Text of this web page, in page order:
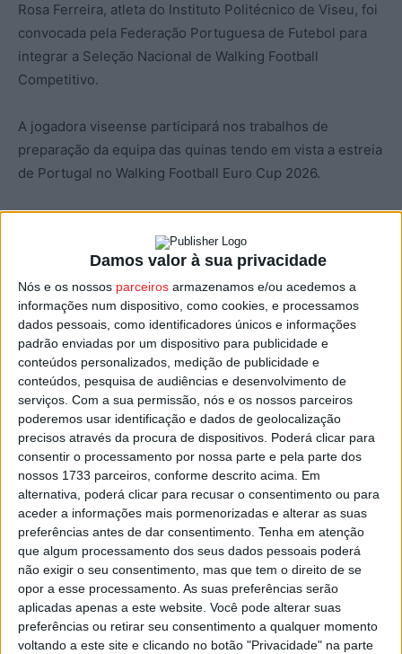
Damos valor à sua privacidade
Nós e os nossos parceiros armazenamos e/ou acedemos a
informações num dispositivo, como cookies, e processamos
dados pessoais, como identificadores únicos e informações
padrão enviadas por um dispositivo para publicidade e
conteúdos personalizados, medição de publicidade e
conteúdos, pesquisa de audiências e desenvolvimento de
serviços. Com a sua permissão, nós e os nossos parceiros
poderemos usar identificação e dados de geolocalização
precisos através da procura de dispositivos. Poderá clicar para
consentir o processamento por nossa parte e pela parte dos
nossos 1733 parceiros, conforme descrito acima. Em
alternativa, poderá clicar para recusar o consentimento ou para
aceder a informações mais pormenorizadas e alterar as suas
preferências antes de dar consentimento. Tenha em atenção
que algum processamento dos seus dados pessoais poderá
não exigir o seu consentimento, mas que tem o direito de se
opor a esse processamento. As suas preferências serão
aplicadas apenas a este website. Você pode alterar suas
preferências ou retirar seu consentimento a qualquer momento
voltando a este site e clicando no botão "Privacidade" na parte
Rosa Ferreira, atleta do Instituto Politécnico de Viseu, foi
convocada pela Federação Portuguesa de Futebol para
integrar a Seleção Nacional de Walking Football
Competitivo.
A jogadora viseense participará nos trabalhos de
preparação da equipa das quinas tendo em vista a estreia
de Portugal no Walking Football Euro Cup 2026.
preparação agendados para os dias 6 e 13 de junho, na
Cidade do Futebol, em Oeiras.
A edição inaugural do Walking Football Euro Cup 2026
realiza-se a 25 de junho, em Nyon, na Suíça, com a
participação de oito seleções europeias. A competição
surge na sequência do crescimento expressivo da
modalidade nos últimos anos e após uma edição piloto
realizada em 2024, na qual Portugal já tinha marcado
presença.
Pub
TAGS AF Viseu IPV Viseu Walking Football